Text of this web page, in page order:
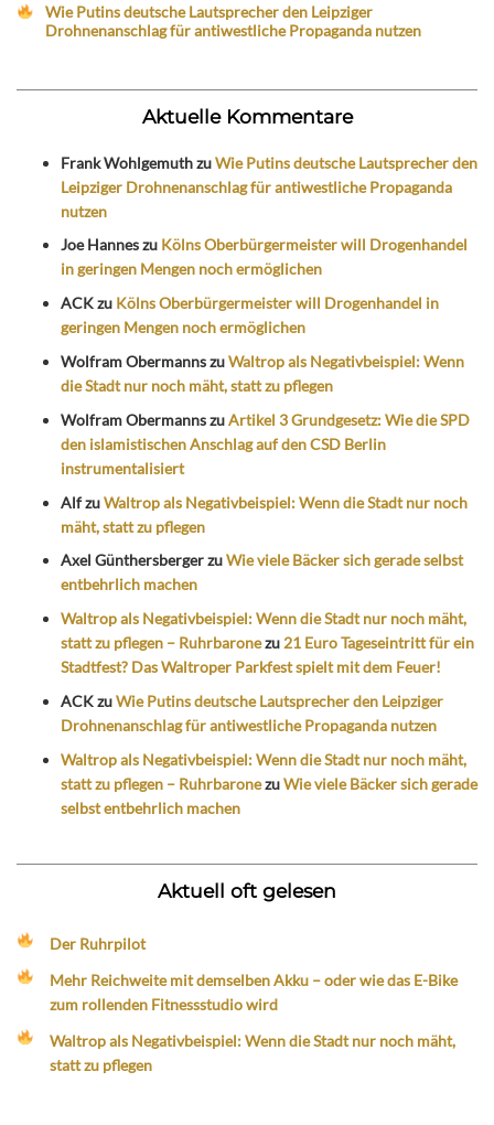
Wie Putins deutsche Lautsprecher den Leipziger
Drohnenanschlag für antiwestliche Propaganda nutzen
Aktuelle Kommentare
Frank WohlgemuthzuWie Putins deutsche Lautsprecher den
Leipziger Drohnenanschlag für antiwestliche Propaganda
nutzen
Joe Hanneszu Kölns Oberbürgermeister will Drogenhandel
in geringen Mengen noch ermöglichen
ACKzu Kölns Oberbürgermeister will Drogenhandel in
geringen Mengen noch ermöglichen
Wolfram ObermannszuWaltrop als Negativbeispiel: Wenn
die Stadt nur noch mäht, statt zu pflegen
Wolfram ObermannszuArtikel 3 Grundgesetz: Wie die SPD
den islamistischen Anschlag auf den CSD Berlin
instrumentalisiert
AlfzuWaltrop als Negativbeispiel: Wenn die Stadt nur noch
mäht, statt zu pflegen
Axel GünthersbergerzuWie viele Bäcker sich gerade selbst
entbehrlich machen
Waltrop als Negativbeispiel: Wenn die Stadt nur noch mäht,
statt zu pflegen – Ruhrbaronezu 21 Euro Tageseintritt für ein
Stadtfest? Das Waltroper Parkfest spielt mit dem Feuer!
ACKzuWie Putins deutsche Lautsprecher den Leipziger
Drohnenanschlag für antiwestliche Propaganda nutzen
Waltrop als Negativbeispiel: Wenn die Stadt nur noch mäht,
statt zu pflegen – RuhrbaronezuWie viele Bäcker sich gerade
selbst entbehrlich machen
Aktuell oft gelesen
Der Ruhrpilot
Mehr Reichweite mit demselben Akku – oder wie das E-Bike
zum rollenden Fitnessstudio wird
Waltrop als Negativbeispiel: Wenn die Stadt nur noch mäht,
statt zu pflegen